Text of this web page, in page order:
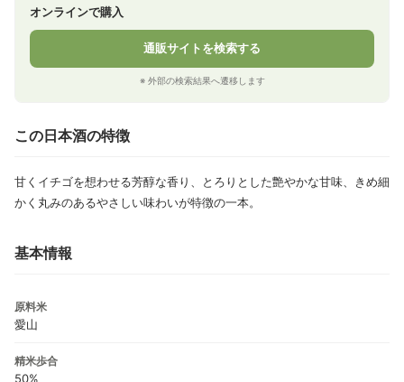
オンラインで購入
通販サイトを検索する
※ 外部の検索結果へ遷移します
この日本酒の特徴
甘くイチゴを想わせる芳醇な香り、とろりとした艶やかな甘味、きめ細
かく丸みのあるやさしい味わいが特徴の一本。
基本情報
原料米
愛山
精米歩合
50%